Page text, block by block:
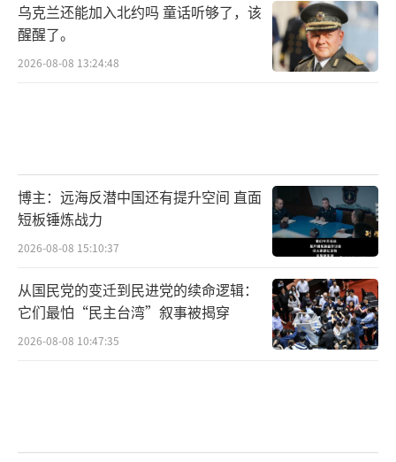
乌克兰还能加入北约吗 童话听够了，该
醒醒了。
2026-08-08 13:24:48
博主：远海反潜中国还有提升空间 直面
短板锤炼战力
2026-08-08 15:10:37
从国民党的变迁到民进党的续命逻辑：
它们最怕“民主台湾”叙事被揭穿
2026-08-08 10:47:35